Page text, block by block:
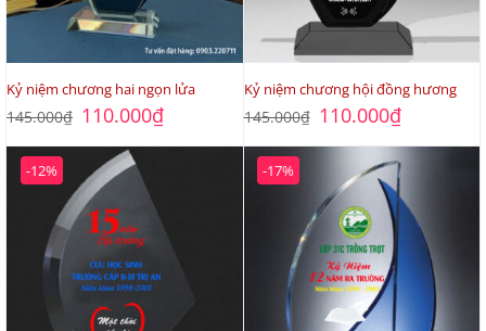
Kỷ niệm chương hai ngọn lửa
145.000₫ Giá
gốc
145.000₫.
110.000₫Giá
Kỷ niệm chương hội đồng hương
145.000₫ Giá
gốc
110.000₫Giá
hiện
110.000₫.
-12% -17%